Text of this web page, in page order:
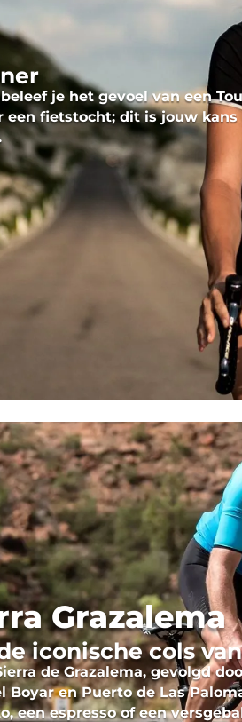
je het gevoel van een
fietstocht; dit is jouw
Grazalema
iconische cols
de Grazalema, gevolgd
en Puerto de Las
een espresso of een